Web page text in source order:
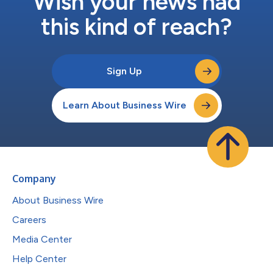
this kind of reach?
Sign Up
Learn About Business Wire
Company
About Business Wire
Careers
Media Center
Help Center